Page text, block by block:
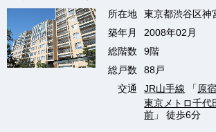
所在地
東京都渋谷区神
築年月
2008年02月
総階数
9階
総戸数
88戸
交通
JR山手線 「 原宿
東京メトロ千代
前 」 徒歩6分